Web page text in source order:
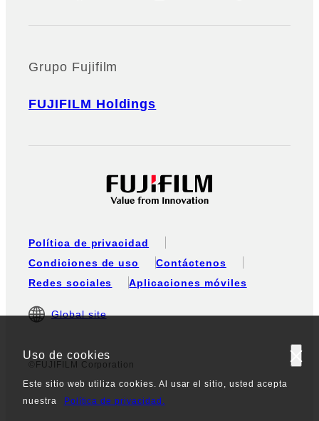
Uso de cookies
Este sitio web utiliza cookies. Al usar el sitio, usted acepta
nuestra
Política de privacidad.
Grupo Fujifilm
FUJIFILM Holdings
Política de privacidad
Condiciones de uso
Contáctenos
Redes sociales
Aplicaciones móviles
Global site
©FUJIFILM Corporation